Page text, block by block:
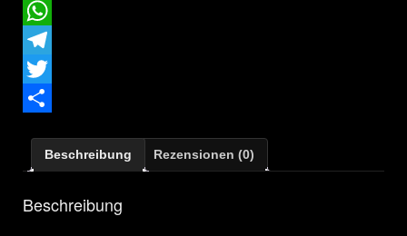
Email
WhatsApp
Telegram
Twitter
Beschreibung
Rezensionen (0)
Beschreibung